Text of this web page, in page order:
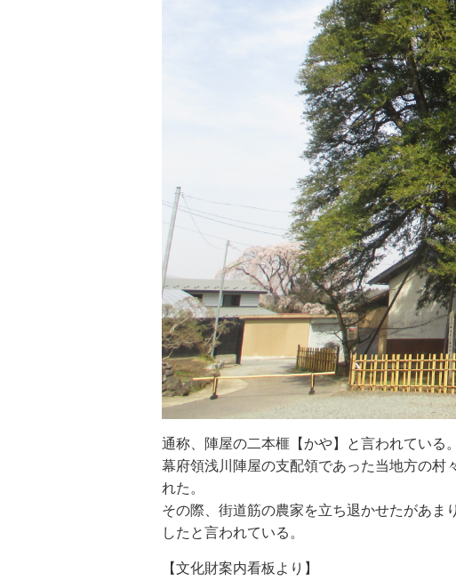
通称、陣屋の二本榧【かや】と言われている。
幕府領浅川陣屋の支配領であった当地方の村
れた。
その際、街道筋の農家を立ち退かせたがあ
したと言われている。
【文化財案内看板より】